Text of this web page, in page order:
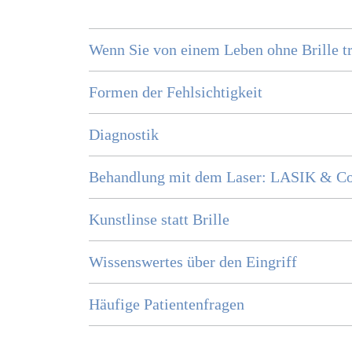
Wenn Sie von einem Leben ohne Brille
Formen der Fehlsichtigkeit
Diagnostik
Behandlung mit dem Laser: LASIK &
Kunstlinse statt Brille
Wissenswertes über den Eingriff
Häufige Patientenfragen